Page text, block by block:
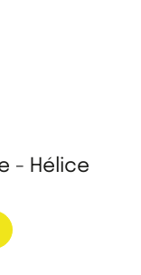
- Hélice